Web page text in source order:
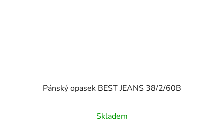
Pánský opasek BEST JEANS 38/2/60B
Skladem